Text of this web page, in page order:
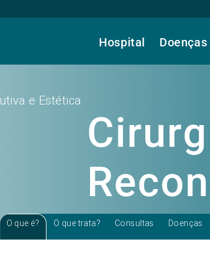
Hospital Doenças
e Estética
O que é? O que trata? Consultas Doenças